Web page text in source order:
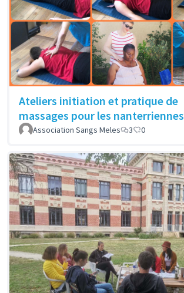
Ateliers initiation et pratique de
massages pour les nanterriennes
Association Sangs Meles 3 0